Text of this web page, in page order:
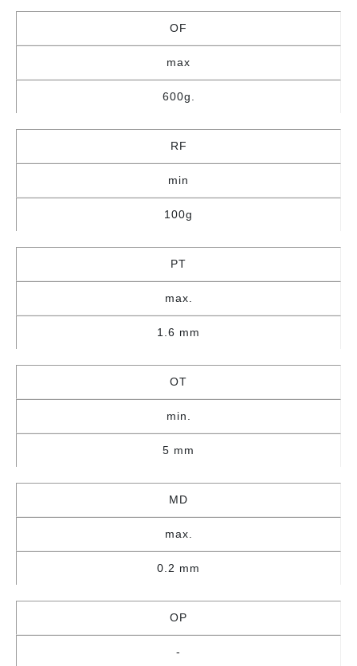
OF
max
600g.
RF
min
100g
PT
max.
1.6 mm
OT
min.
5 mm
MD
max.
0.2 mm
OP
-